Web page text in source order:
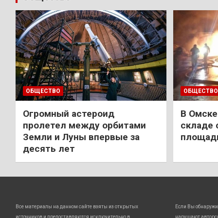
ОБЩЕСТВО
Огромный астероид
пролетел между орбитами
Земли и Луны впервые за
десять лет
ОБЩЕСТВО
В
складе
Все материалы на данном сайте взяты из открытых
источников и предоставляются исключительно в
Если Вы
нарушают